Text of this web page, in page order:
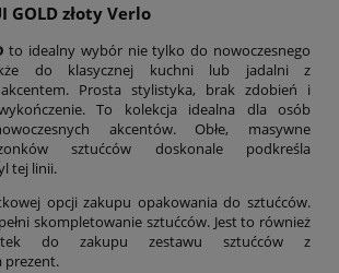
GOLD złoty Verlo
to idealny wybór nie tylko do nowoczesnego
do klasycznej kuchni lub jadalni z
Prosta stylistyka, brak zdobień i
To kolekcja idealna dla osób
akcentów. Obłe, masywne
sztućców doskonale podkreśla
tej linii.
opcji zakupu opakowania do sztućców.
skompletowanie sztućców. Jest to również
do zakupu zestawu sztućców z
prezent.